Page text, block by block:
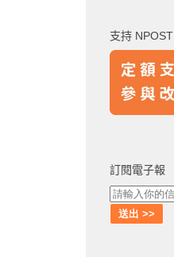
字:
支持 NPOST
訂閱電子報